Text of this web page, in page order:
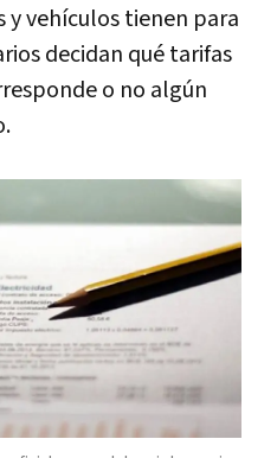
y vehículos tienen para
decidan qué tarifas
o no algún